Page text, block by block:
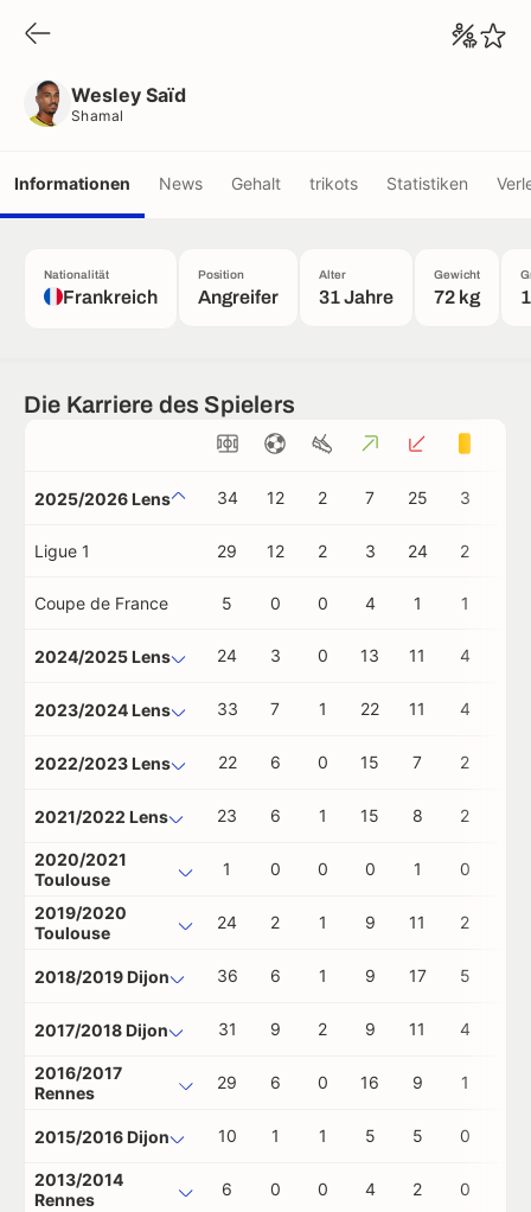
Wesley Saïd
Shamal
Informationen News Gehalt trikots Statistiken
Nationalität
Frankreich
Position
Angreifer
Alter
31 Jahre
Gewicht
72 kg
Die Karriere des Spielers
2025/2026 Lens 34 12 2 7 25 3
Ligue 1 29 12 2 3 24 2
Coupe de France 5 0 0 4 1 1
2024/2025 Lens 24 3 0 13 11 4
2023/2024 Lens 33 7 1 22 11 4
2022/2023 Lens 22 6 0 15 7 2
2021/2022 Lens 23 6 1 15 8 2
2020/2021
Toulouse
1 0 0 0 1 0
2019/2020
Toulouse
24 2 1 9 11 2
2018/2019 Dijon 36 6 1 9 17 5
2017/2018 Dijon 31 9 2 9 11 4
2016/2017
Rennes
29 6 0 16 9 1
2015/2016 Dijon 10 1 1 5 5 0
2013/2014
Rennes
6 0 0 4 2 0